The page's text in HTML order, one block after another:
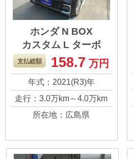
ホンダ N BOX
カスタム L ターボ
乗ってみて本当に使
いやすかったと思い
ます。 走行距離もさ
ほど走っていないの
で、これからの車だ
と思いますが、訳あ
って買い替えること
支払総額 158.7 万円
年式：2021(R3)年
走行：3.0万km～4.0万km
所在地：広島県